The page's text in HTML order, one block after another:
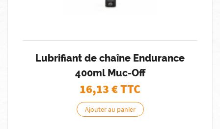
Lubrifiant de chaîne Endurance
400ml Muc-Off
16,13€ TTC
Ajouter au panier